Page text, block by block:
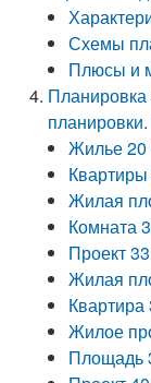
Схемы
Плюсы и
Жилье 20
Жилая
Комната
Проект
Жилая
Квартира
Жилое
Площадь